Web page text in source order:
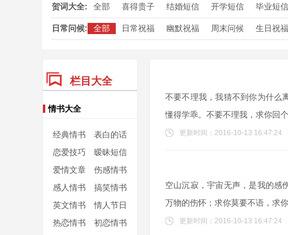
贺词大全: 全部 喜得贵子 结婚短信 开学短信 毕业短信
日常问候: 全部 日常祝福 幽默祝福 周末问候 生日祝福
栏目大全
情书大全
经典情书
表白的话
恋爱技巧
暧昧短信
爱情文章
伤感情书
感人情书
搞笑情书
英文情书
情人节日
热恋情书
初恋情书
不要不理我，我猜不到你为什么
懂得学乖。不要不理我，求你回个
更新时间：2016-10-13 16:47:24
空山沉寂，宇宙无声，是我的感
万物的伤怀；求你莫要不语，求
更新时间：2016-10-13 16:47:24